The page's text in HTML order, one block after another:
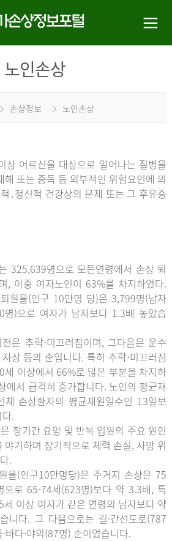
노인손상
손상정보 노인손상
상 어르신을 대상으로 일어나는 질병을
해 또는 중독 등 외부적인 위험요인에 의
․정신적 건강상의 문제 또는 그 후유증
325,639명으로 모든연령에서 손상 퇴
, 이중 여자노인이 63%를 차지하였다.
원율(인구 10만명 당)은 3,799명(남자
)으로 여자가 남자보다 1.3배 높았습
은 추락⋅미끄러짐이며, 그다음은 운수
상 등의 순입니다. 특히 추락⋅미끄러짐
세 이상에서 66%로 많은 부분을 차지하
에서 급격히 증가합니다. 노인의 평균재
체 손상환자의 평균재원일수인 13일보
.
장기간 요양 및 반복 입원의 주요 원인
야기하며 장기적으로 체력 손실, 사망 위
.
율(인구10만명당)은 주거지 손상은 75
으로 65-74세(623명)보다 약 3.3배, 특
이상 여자가 같은 연령의 남자보다 약
니다. 그 다음으로는 길·간선도로(787
바다·야외(87명) 순이었습니다.